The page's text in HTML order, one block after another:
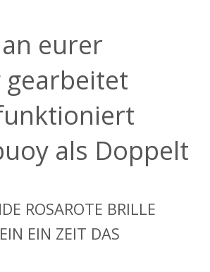
eurer
gearbeitet
als Doppelt
ROSAROTE BRILLE
EIN ZEIT DAS